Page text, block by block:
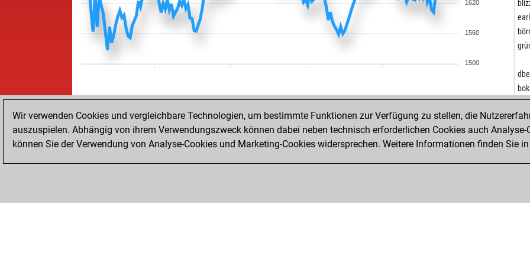
1620
1560
1500
STARTSEITE
Wir verwenden Cookies und vergleichbare Technologien, um bestimmte Funktionen zur Verfügung zu stellen, die
auszuspielen. Abhängig von ihrem Verwendungszweck können dabei neben technisch erforderlichen Cookies auch
können Sie der Verwendung von Analyse-Cookies und Marketing-Cookies widersprechen. Weitere Informationen finden Sie